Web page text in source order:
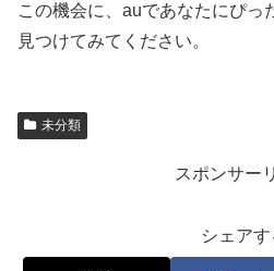
この機会に、auであなたにぴっ
見つけてみてください。
未分類
スポンサー
シェアす